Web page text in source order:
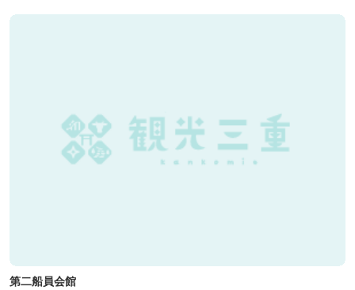
第二船員会館